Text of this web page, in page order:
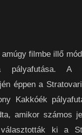
filmbe illő
A
éppen a
Kakkóék
amikor számos
választották ki a